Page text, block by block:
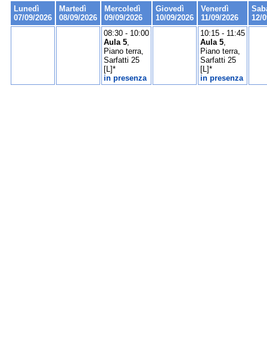
Lunedì
07/09/2026
Martedì
08/09/2026
Mercoledì
09/09/2026
Giovedì
10/09/2026
Venerdì
11/09/2026
12/
08:30 - 10:00
Aula 5,
Piano terra,
Sarfatti 25
[L]*
in presenza
10:15 - 11:45
Aula 5,
Piano terra,
Sarfatti 25
[L]*
in presenza